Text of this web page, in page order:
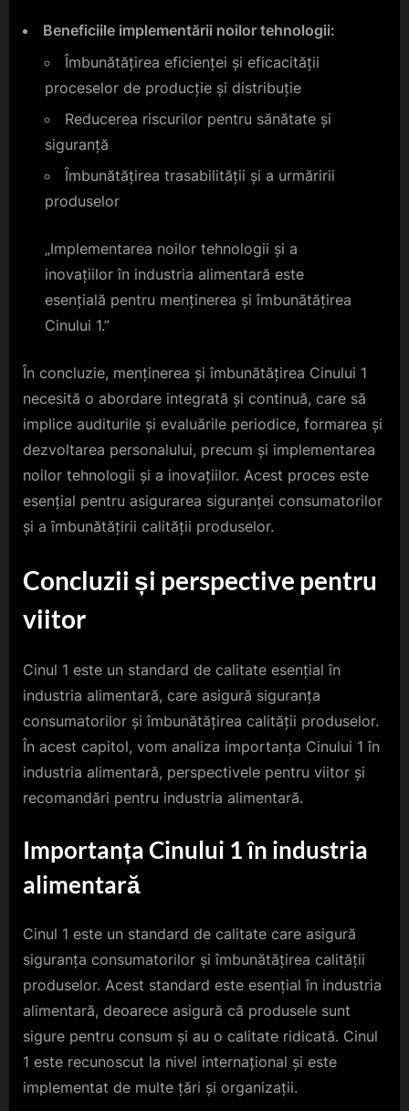
Beneficiile implementării noilor tehnologii:
Îmbunătățirea eficienței și eficacității
proceselor de producție și distribuție
Reducerea riscurilor pentru sănătate și
siguranță
Îmbunătățirea trasabilității și a urmăririi
produselor
„Implementarea noilor tehnologii și a
inovațiilor în industria alimentară este
esențială pentru menținerea și îmbunătățirea
Cinului 1.”
În concluzie, menținerea și îmbunătățirea Cinului 1
necesită o abordare integrată și continuă, care să
implice auditurile și evaluările periodice, formarea și
dezvoltarea personalului, precum și implementarea
noilor tehnologii și a inovațiilor. Acest proces este
esențial pentru asigurarea siguranței consumatorilor
și a îmbunătățirii calității produselor.
Concluzii și perspective pentru
viitor
Cinul 1 este un standard de calitate esențial în
industria alimentară, care asigură siguranța
consumatorilor și îmbunătățirea calității produselor.
În acest capitol, vom analiza importanța Cinului 1 în
industria alimentară, perspectivele pentru viitor și
recomandări pentru industria alimentară.
Importanța Cinului 1 în industria
alimentară
Cinul 1 este un standard de calitate care asigură
siguranța consumatorilor și îmbunătățirea calității
produselor. Acest standard este esențial în industria
alimentară, deoarece asigură că produsele sunt
sigure pentru consum și au o calitate ridicată. Cinul
1 este recunoscut la nivel internațional și este
implementat de multe țări și organizații.